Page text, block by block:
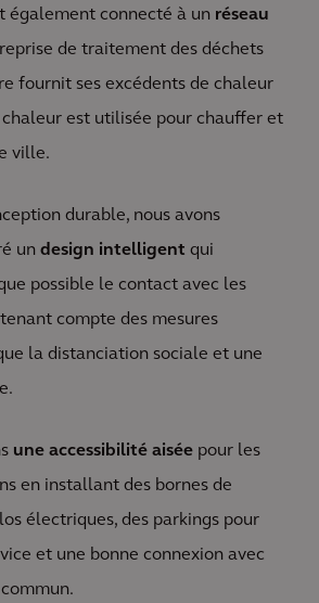
également connecté à un réseau
de traitement des déchets
fournit ses excédents de chaleur
est utilisée pour chauffer et
ville.
durable, nous avons
un design intelligent qui
possible le contact avec les
compte des mesures
la distanciation sociale et une
une accessibilité aisée pour les
en installant des bornes de
électriques, des parkings pour
et une bonne connexion avec